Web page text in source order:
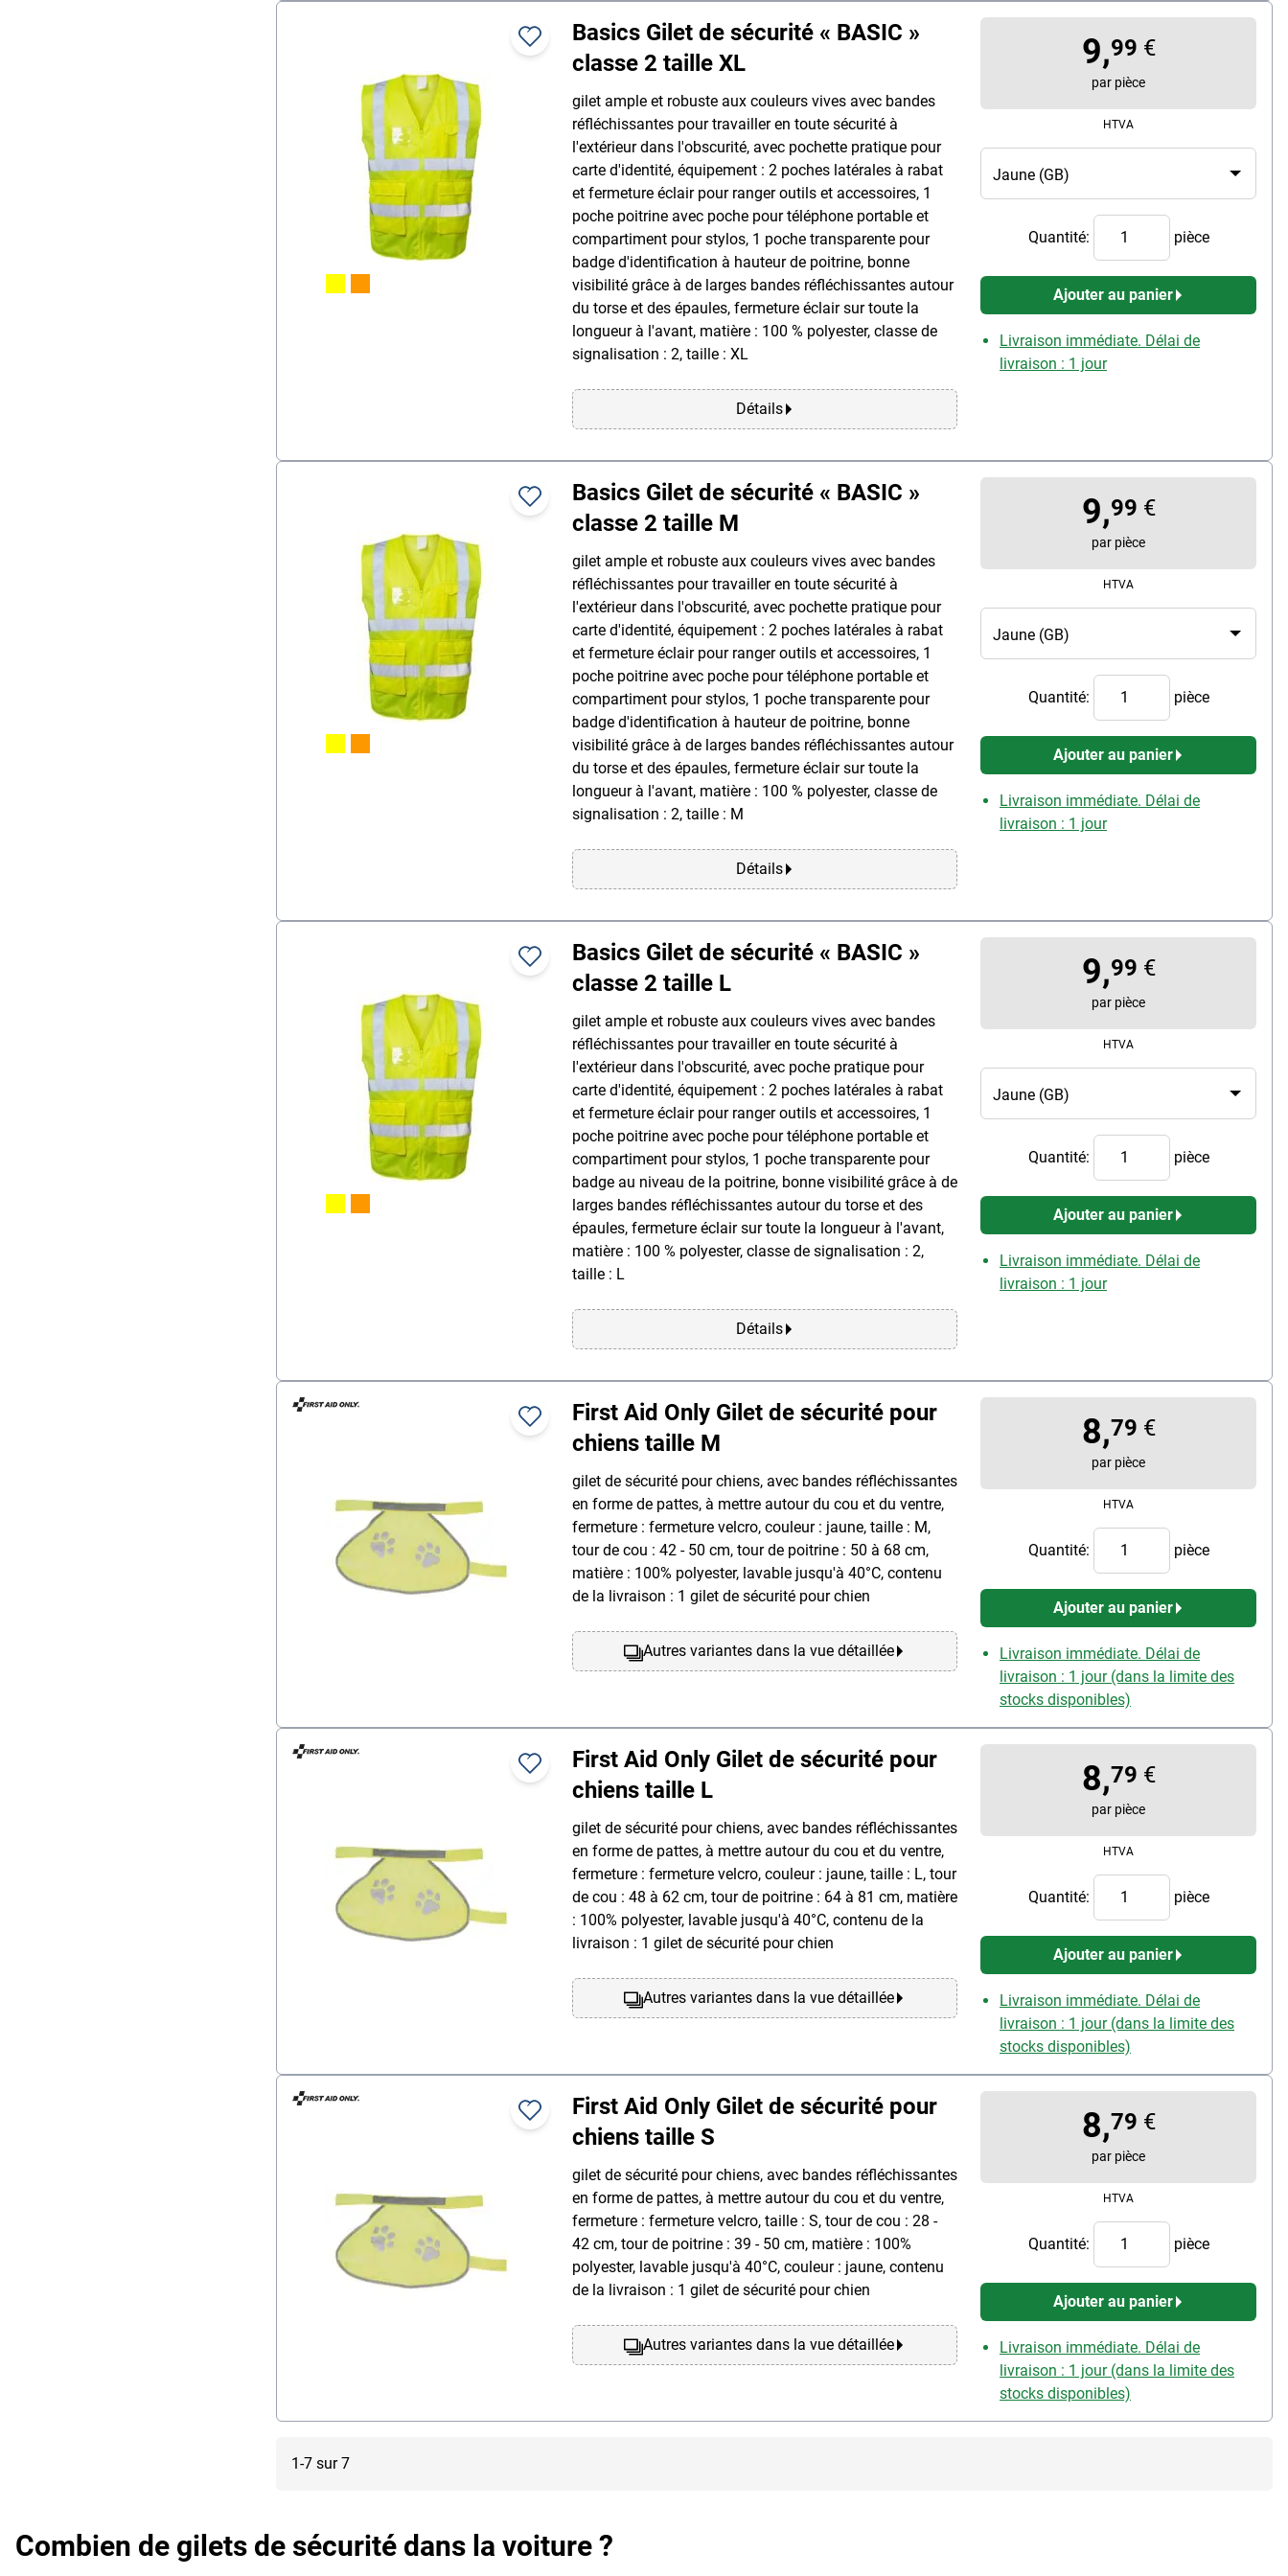
Basics Gilet de sécurité « BASIC »
classe 2 taille XL
gilet ample et robuste aux couleurs vives avec bandes
réfléchissantes pour travailler en toute sécurité à
l'extérieur dans l'obscurité, avec pochette pratique pour
carte d'identité, équipement : 2 poches latérales à rabat
et fermeture éclair pour ranger outils et accessoires, 1
poche poitrine avec poche pour téléphone portable et
compartiment pour stylos, 1 poche transparente pour
badge d'identification à hauteur de poitrine, bonne
visibilité grâce à de larges bandes réfléchissantes autour
du torse et des épaules, fermeture éclair sur toute la
longueur à l'avant, matière : 100 % polyester, classe de
signalisation : 2, taille : XL
Détails
9,99 €
par pièce
HTVA
Quantité: pièce
Ajouter au panier
Livraison immédiate. Délai de
livraison : 1 jour
Basics Gilet de sécurité « BASIC »
classe 2 taille M
gilet ample et robuste aux couleurs vives avec bandes
réfléchissantes pour travailler en toute sécurité à
l'extérieur dans l'obscurité, avec pochette pratique pour
carte d'identité, équipement : 2 poches latérales à rabat
et fermeture éclair pour ranger outils et accessoires, 1
poche poitrine avec poche pour téléphone portable et
compartiment pour stylos, 1 poche transparente pour
badge d'identification à hauteur de poitrine, bonne
visibilité grâce à de larges bandes réfléchissantes autour
du torse et des épaules, fermeture éclair sur toute la
longueur à l'avant, matière : 100 % polyester, classe de
signalisation : 2, taille : M
Détails
9,99 €
par pièce
HTVA
Quantité: pièce
Ajouter au panier
Livraison immédiate. Délai de
livraison : 1 jour
Basics Gilet de sécurité « BASIC »
classe 2 taille L
gilet ample et robuste aux couleurs vives avec bandes
réfléchissantes pour travailler en toute sécurité à
l'extérieur dans l'obscurité, avec poche pratique pour
carte d'identité, équipement : 2 poches latérales à rabat
et fermeture éclair pour ranger outils et accessoires, 1
poche poitrine avec poche pour téléphone portable et
compartiment pour stylos, 1 poche transparente pour
badge au niveau de la poitrine, bonne visibilité grâce à de
larges bandes réfléchissantes autour du torse et des
épaules, fermeture éclair sur toute la longueur à l'avant,
matière : 100 % polyester, classe de signalisation : 2,
taille : L
Détails
9,99 €
par pièce
HTVA
Quantité: pièce
Ajouter au panier
Livraison immédiate. Délai de
livraison : 1 jour
First Aid Only Gilet de sécurité pour
chiens taille M
gilet de sécurité pour chiens, avec bandes réfléchissantes
en forme de pattes, à mettre autour du cou et du ventre,
fermeture : fermeture velcro, couleur : jaune, taille : M,
tour de cou : 42 - 50 cm, tour de poitrine : 50 à 68 cm,
matière : 100% polyester, lavable jusqu'à 40°C, contenu
de la livraison : 1 gilet de sécurité pour chien
Autres variantes dans la vue détaillée
8,79 €
par pièce
HTVA
Quantité: pièce
Ajouter au panier
Livraison immédiate. Délai de
livraison : 1 jour (dans la limite des
stocks disponibles)
First Aid Only Gilet de sécurité pour
chiens taille L
gilet de sécurité pour chiens, avec bandes réfléchissantes
en forme de pattes, à mettre autour du cou et du ventre,
fermeture : fermeture velcro, couleur : jaune, taille : L, tour
de cou : 48 à 62 cm, tour de poitrine : 64 à 81 cm, matière
: 100% polyester, lavable jusqu'à 40°C, contenu de la
livraison : 1 gilet de sécurité pour chien
Autres variantes dans la vue détaillée
8,79 €
par pièce
HTVA
Quantité: pièce
Ajouter au panier
Livraison immédiate. Délai de
livraison : 1 jour (dans la limite des
stocks disponibles)
First Aid Only Gilet de sécurité pour
chiens taille S
gilet de sécurité pour chiens, avec bandes réfléchissantes
en forme de pattes, à mettre autour du cou et du ventre,
fermeture : fermeture velcro, taille : S, tour de cou : 28 -
42 cm, tour de poitrine : 39 - 50 cm, matière : 100%
polyester, lavable jusqu'à 40°C, couleur : jaune, contenu
de la livraison : 1 gilet de sécurité pour chien
Autres variantes dans la vue détaillée
8,79 €
par pièce
HTVA
Quantité: pièce
Ajouter au panier
Livraison immédiate. Délai de
livraison : 1 jour (dans la limite des
stocks disponibles)
1-7 sur 7
Combien de gilets de sécurité dans la voiture ?